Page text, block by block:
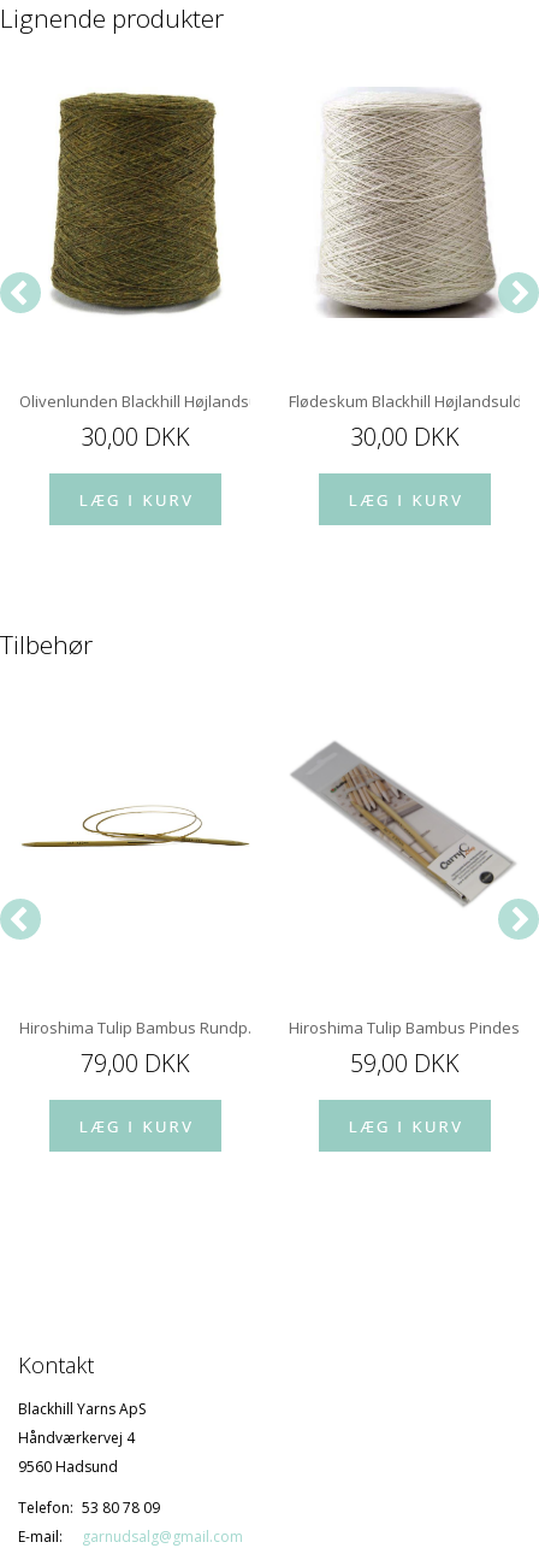
Lignende produkter
Olivenlunden Blackhill Højlandsuld
30,00 DKK
Flødeskum Blackhill Højlandsuld
30,00 DKK
Tilbehør
Hiroshima Tulip Bambus Rundp. 100 Cm m. kugleleje
79,00 DKK
Hiroshima Tulip Bambus
59,00 DKK
Kontakt
Blackhill Yarns ApS
Håndværkervej 4
9560 Hadsund
Telefon: 53 80 78 09
E-mail:
garnudsalg@gmail.com